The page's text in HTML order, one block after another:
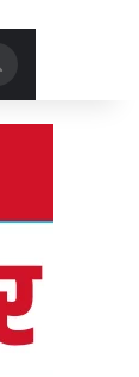
for